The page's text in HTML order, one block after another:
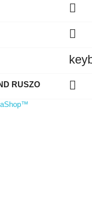


RUSZO 